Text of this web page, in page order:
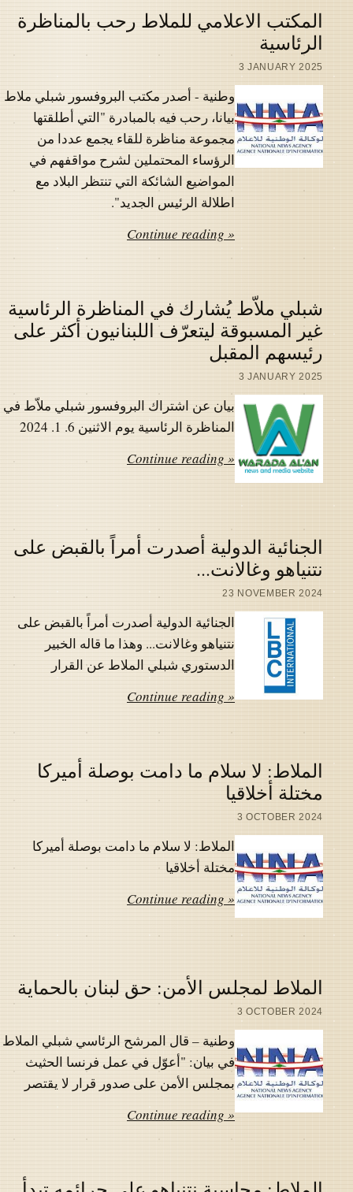
المكتب الاعلامي للملاط رحب بالمناظرة
الرئاسية
3 JANUARY 2025
وطنية - أصدر مكتب البروفسور شبلي ملاط
بيانا، رحب فيه بالمبادرة "التي أطلقتها
مجموعة مناظرة للقاء يجمع عددا من
الرؤساء المحتملين لشرح مواقفهم في
المواضيع الشائكة التي تنتظر البلاد مع
اطلالة الرئيس الجديد".
Continue reading »
شبلي ملاّط يُشارك في المناظرة الرئاسية
غير المسبوقة ليتعرّف اللبنانيون أكثر على
رئيسهم المقبل
3 JANUARY 2025
بيان عن اشتراك البروفسور شبلي ملاّط في
المناظرة الرئاسية يوم الاثنين 6. 1. 2024
Continue reading »
الجنائية الدولية أصدرت أمراً بالقبض على
نتنياهو وغالانت...
23 NOVEMBER 2024
الجنائية الدولية أصدرت أمراً بالقبض على
نتنياهو وغالانت... وهذا ما قاله الخبير
الدستوري شبلي الملاط عن القرار
Continue reading »
الملاط: لا سلام ما دامت بوصلة أميركا
مختلة أخلاقيا
3 OCTOBER 2024
الملاط: لا سلام ما دامت بوصلة أميركا
مختلة أخلاقيا
Continue reading »
الملاط لمجلس الأمن: حق لبنان بالحماية
3 OCTOBER 2024
وطنية – قال المرشح الرئاسي شبلي الملاط
في بيان: "أعوّل في عمل فرنسا الحثيث
بمجلس الأمن على صدور قرار لا يقتصر
Continue reading »